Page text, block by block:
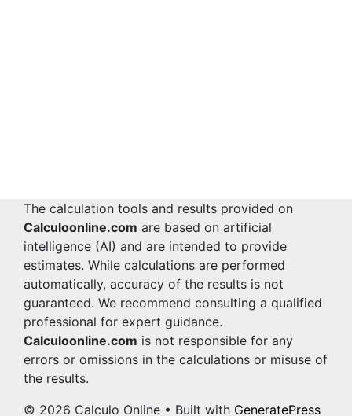
The calculation tools and results provided on
Calculoonline.com are based on artificial
intelligence (AI) and are intended to provide
estimates. While calculations are performed
automatically, accuracy of the results is not
guaranteed. We recommend consulting a qualified
professional for expert guidance.
Calculoonline.com is not responsible for any
errors or omissions in the calculations or misuse of
the results.
© 2026 Calculo Online • Built with GeneratePress